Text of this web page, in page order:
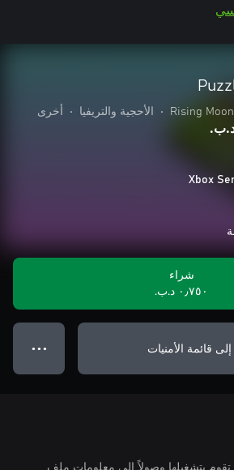
Rising
• الأحجية والتريفيا • أخرى
شراء
٠٫٧٥٠ د.ب.‏
قائمة الأمنيات ● ● ●
تقوم بتشغيلها وصولاً إلى معلومات ملف